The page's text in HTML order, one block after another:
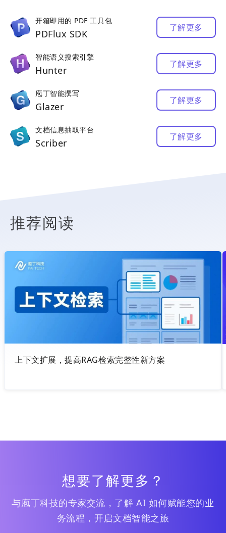
开箱即用的 PDF 工具包
PDFlux SDK
了解更多
智能语义搜索引擎
Hunter
了解更多
庖丁智能撰写
Glazer
了解更多
文档信息抽取平台
Scriber
了解更多
推荐阅读
上下文扩展，提高RAG检索完整性新方案
想要了解更多？
与庖丁科技的专家交流，了解 AI 如何赋能您的业
务流程，开启文档智能之旅